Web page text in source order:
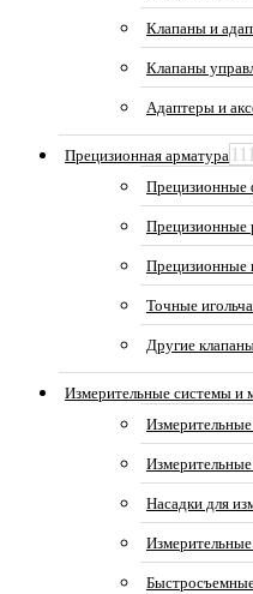
Клапаны и
Клапаны
Адаптеры и
Прецизионная арматура 111
Прецизионные
Прецизионные
Прецизионные
Точные
Другие
Измерительные системы и
Насадки для